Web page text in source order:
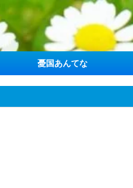
憂国あんてな